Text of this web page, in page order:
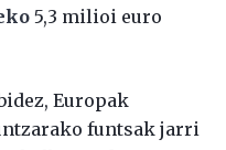
5,3 milioi euro
Europak
funtsak jarri